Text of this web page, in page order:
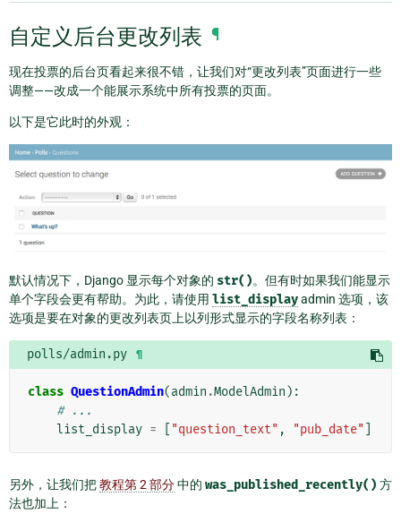
自定义后台更改列表 ¶
现在投票的后台页看起来很不错，让我们对“更改列表”页面进行一些
调整——改成一个能展示系统中所有投票的页面。
以下是它此时的外观：
默认情况下，Django 显示每个对象的 str()。但有时如果我们能显示
单个字段会更有帮助。为此，请使用 list_displayadmin 选项，该
选项是要在对象的更改列表页上以列形式显示的字段名称列表：
polls/admin.py ¶
class QuestionAdmin(admin .ModelAdmin ):
# ...
list_display = "question_text" , "pub_date"
另外，让我们把教程第 2 部分中的 was_published_recently() 方
法也加上：